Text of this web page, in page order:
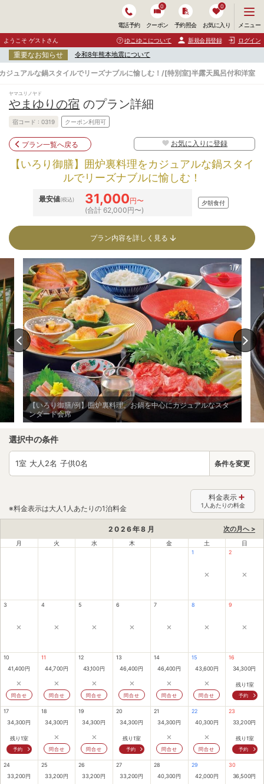
電話予約 クーポン
0
予約照会 お気に入り
0
ニ
ュ
ー
開
く
メニュー
ようこそ ゲストさん ゆこゆこについて 新規会員登録 ログイン
重要なお知らせ 令和8年熊本地震について
ジュアルな鍋スタイルでリーズナブルに愉しむ！/[特別室]半露天風呂付和洋室
ヤマユリノヤド
やまゆりの宿 のプラン詳細
宿コード : 0319 クーポン利用可
プラン一覧へ戻る お気に入りに登録
【いろり御膳】囲炉裏料理をカジュアルな鍋スタイ
ルでリーズナブルに愉しむ！
最安値(税込) 31,000円〜
(合計 62,000円〜)
夕朝食付
プラン内容を詳しく見る
【いろり御膳/例】囲炉裏料理。お鍋を中心にカジュアルなスタ
ンダード会席
1/7
選択中の条件
1室 大人2名 子供0名 条件を変更
※料金表示は大人1人あたりの1泊料金
料金表示
1人あたりの料金
次の月へ >
2026年8 月
月 火 水 木 金 土 日
1
×
2
×
3
×
4
×
5
×
6
×
7
×
8
×
9
×
10
41,400円
×
問合せ
11
44,700円
×
問合せ
12
43,100円
×
問合せ
13
46,400円
×
問合せ
14
46,400円
×
問合せ
15
43,600円
×
問合せ
16
34,300円
残り1室
予約
17
34,300円
残り1室
予約
18
34,300円
×
問合せ
19
34,300円
×
問合せ
20
34,300円
残り1室
予約
21
34,300円
×
問合せ
22
40,300円
×
問合せ
23
33,200円
残り1室
予約
24
33,200円
25
33,200円
26
33,200円
27
33,200円
28
40,300円
29
42,000円
30
36,500円